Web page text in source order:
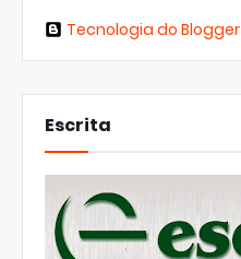
Tecnologia do Blogger
Escrita